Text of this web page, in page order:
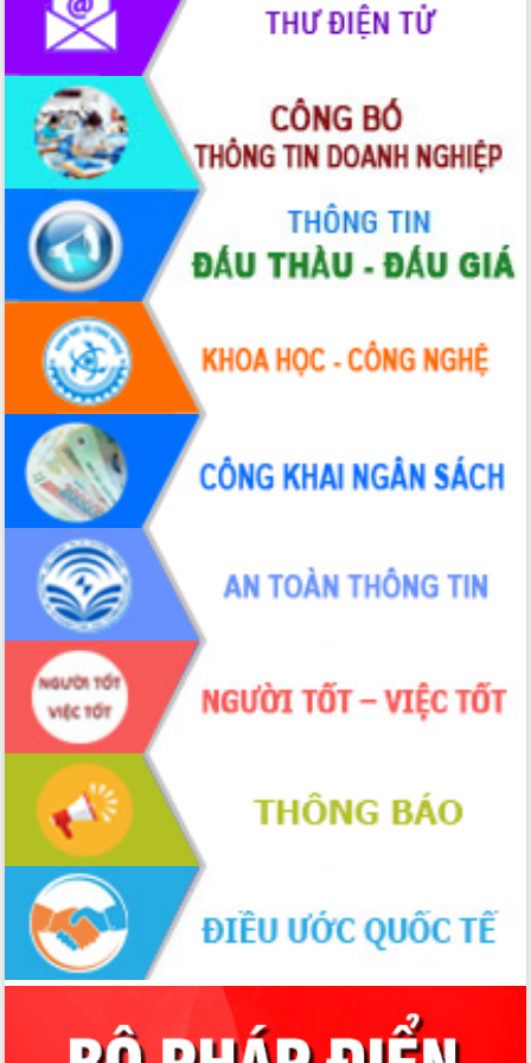
phát triển mới
Thường trực HĐND tỉnh Đắk Lắk gặp
mặt Đoàn chuyên gia y tế TP. Hồ Chí
Minh
Lễ truy điệu và an táng hài cốt liệt sĩ
tại Nghĩa trang Liệt sĩ xã Sơn Hòa
Bàn giải pháp tháo gỡ khó khăn trong
xuất khẩu sầu riêng và triển khai quy
định EUDR
Thứ trưởng Bộ Nông nghiệp và Môi
trường Nguyễn Hoàng Hiệp khảo sát
vùng trồng và doanh nghiệp đóng gói
sầu riêng tại Đắk Lắk
Trình diễn nghệ thuật chế biến các
món ăn từ sầu riêng
Đắk Lắk công bố Quy hoạch và xúc
tiến đầu tư tỉnh
Ngành cá ngừ Đắk Lắk chủ động thích
ứng để giữ vững thị trường xuất khẩu
Diễn đàn Kinh tế tư nhân Việt Nam đột
phá cơ chế - Hợp tác công tư
Đề án 06 tạo bước ngoặt đột phá trong
cải cách hành chính tỉnh Đắk Lắk
Kết nối tour, đẩy mạnh chuyển đổi số
để phát triển du lịch Đắk Lắk
Khởi động Dự án Đầu tư xây dựng hạ
tầng kỹ thuật Cụm công nghiệp Tân
Tiến
Gặp mặt các cơ quan báo chí nhân Kỷ
niệm 101 năm Ngày Báo chí Cách
mạng Việt Nam
Đắk Lắk sơ kết 4 năm triển khai thực
hiện Đề án 06 của Chính phủ
Họp báo thông tin về Hội nghị Công bố
Quy hoạch và Xúc tiến đầu tư tỉnh Đắk
Lắk
Khơi thông điểm nghẽn, đẩy nhanh
giải ngân vốn khắc phục thiên tai
HĐND tỉnh thông qua điều chỉnh Quy
hoạch tỉnh thời kỳ 2021-2030